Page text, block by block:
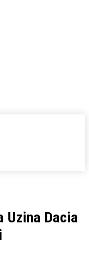
Uzina Dacia